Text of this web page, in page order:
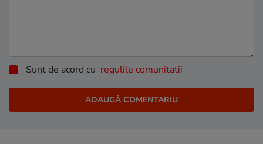
Sunt de acord cu regulile comunitatii